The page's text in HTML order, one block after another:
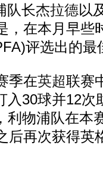
队长杰拉德以
，在本月早些
评选出的最
季在英超联赛
入30球并12次
利物浦队在本
后再次获得英